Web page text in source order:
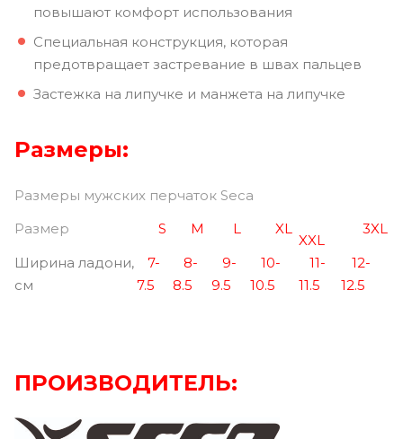
повышают комфорт использования
Специальная конструкция, которая
предотвращает застревание в швах пальцев
Застежка на липучке и манжета на липучке
Размеры:
Размеры мужских перчаток Seca
Pазмер
S M L XL
XXL
3XL
Ширина ладони,
см
7-
7.5
8-
8.5
9-
9.5
10-
10.5
11-
11.5
12-
12.5
ПРОИЗВОДИТЕЛЬ: